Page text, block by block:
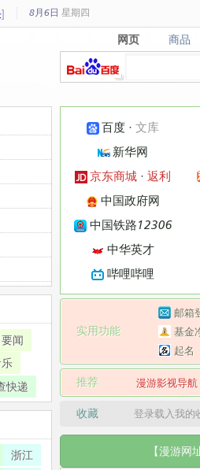
] 8月6日 星期四
网页
网页 商品
商品
百度 ·文库
新华网
京东商城 ·返利
中国政府网
中国铁路12306
中华英才
哔哩哔哩
实用功能
邮箱
基金
起名
推荐 漫游影视导航
收藏 登录载入我
【漫游网
闻
快递
浙江